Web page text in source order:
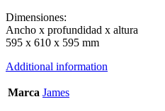
Dimensiones:
Ancho x profundidad x altura
595 x 610 x 595 mm
Additional information
Marca James